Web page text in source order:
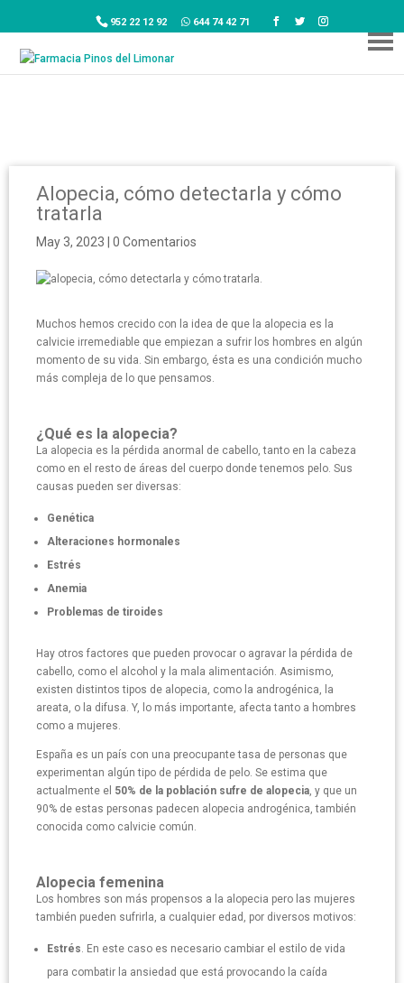
952 22 12 92 644 74 42 71
Alopecia, cómo detectarla y cómo
tratarla
May 3, 2023 0 Comentarios
Muchos hemos crecido con la idea de que la alopecia es la
calvicie irremediable que empiezan a sufrir los hombres en algún
momento de su vida. Sin embargo, ésta es una condición mucho
más compleja de lo que pensamos.
¿Qué es la alopecia?
La alopecia es la pérdida anormal de cabello, tanto en la cabeza
como en el resto de áreas del cuerpo donde tenemos pelo. Sus
causas pueden ser diversas:
Genética
Alteraciones hormonales
Estrés
Anemia
Problemas de tiroides
Hay otros factores que pueden provocar o agravar la pérdida de
cabello, como el alcohol y la mala alimentación. Asimismo,
existen distintos tipos de alopecia, como la androgénica, la
areata, o la difusa. Y, lo más importante, afecta tanto a hombres
como a mujeres.
España es un país con una preocupante tasa de personas que
experimentan algún tipo de pérdida de pelo. Se estima que
actualmente el 50% de la población sufre de alopecia, y que un
90% de estas personas padecen alopecia androgénica, también
conocida como calvicie común.
Alopecia femenina
Los hombres son más propensos a la alopecia pero las mujeres
también pueden sufrirla, a cualquier edad, por diversos motivos:
Estrés. En este caso es necesario cambiar el estilo de vida
para combatir la ansiedad que está provocando la caída